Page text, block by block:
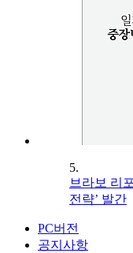
5.
브라보 리
전략’ 발간
PC버전
공지사항